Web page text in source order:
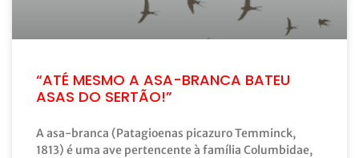
“ATÉ MESMO A ASA-BRANCA BATEU
ASAS DO SERTÃO!”
A asa-branca (Patagioenas picazuro Temminck,
1813) é uma ave pertencente à família Columbidae,